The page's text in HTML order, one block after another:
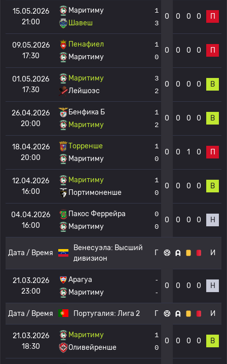
15.05.2026
21:00
Маритиму
Шавеш
1
3
0 0 0 0 П
09.05.2026
17:30
Пенафиел
Маритиму
1
0
0 0 0 0 П
01.05.2026
17:30
Маритиму
Лейшоэс
3
2
0 0 0 0 В
26.04.2026
20:00
Бенфика Б
Маритиму
1
2
0 0 0 0 В
18.04.2026
20:00
Торренше
Маритиму
1
0
0 0 1 0 П
12.04.2026
16:00
Маритиму
Портимоненше
1
0
0 0 0 0 В
04.04.2026
16:00
Пакос Феррейра
Маритиму
0
0
0 0 0 0 Н
Дата / Время
Венесуэла: Высший
дивизион
Г И
21.03.2026
23:00
Арагуа
Маритиму
-
-
0 0 0 0 Н
Дата / Время Португалия: Лига 2 Г И
21.03.2026
18:30
Маритиму
Оливейренше
1
0
0 0 0 0 В